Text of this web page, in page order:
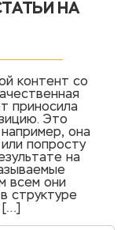
НА
контент со
приносила
Это
она
попросту
на
всем они
структуре